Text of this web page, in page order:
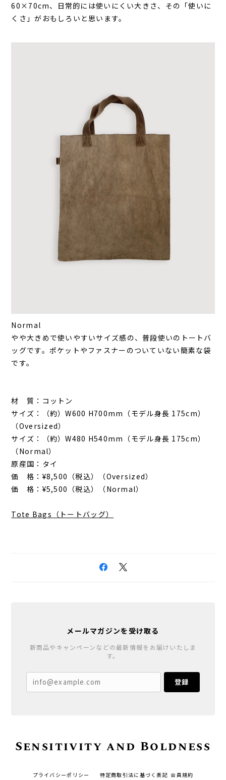
60×70cm、日常的には使いにくい大きさ、その「使いに
くさ」がおもしろいと思います。
Normal
やや大きめで使いやすいサイズ感の、普段使いのトートバ
ッグです。ポケットやファスナーのついていない簡素な袋
です。
材 質：コットン
サイズ：（約）W600 H700mm（モデル身長 175cm）
（Oversized）
サイズ：（約）W480 H540mm（モデル身長 175cm）
（Normal）
原産国：タイ
価 格：¥8,500（税込）（Oversized）
価 格：¥5,500（税込）（Normal）
Tote Bags（トートバッグ）
メールマガジンを受け取る
新商品やキャンペーンなどの最新情報をお届けいたしま
す。
登録
Sensitivity and Boldness
プライバシーポリシー 特定商取引法に基づく表記 会員規約